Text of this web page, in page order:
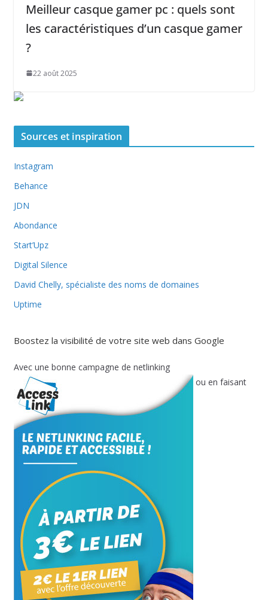
Meilleur casque gamer pc : quels sont
les caractéristiques d’un casque gamer
?
22 août 2025
Sources et inspiration
Instagram
Behance
JDN
Abondance
Start’Upz
Digital Silence
David Chelly, spécialiste des noms de domaines
Uptime
Boostez la visibilité de votre site web dans Google
Avec une bonne campagne de netlinking
ou en faisant